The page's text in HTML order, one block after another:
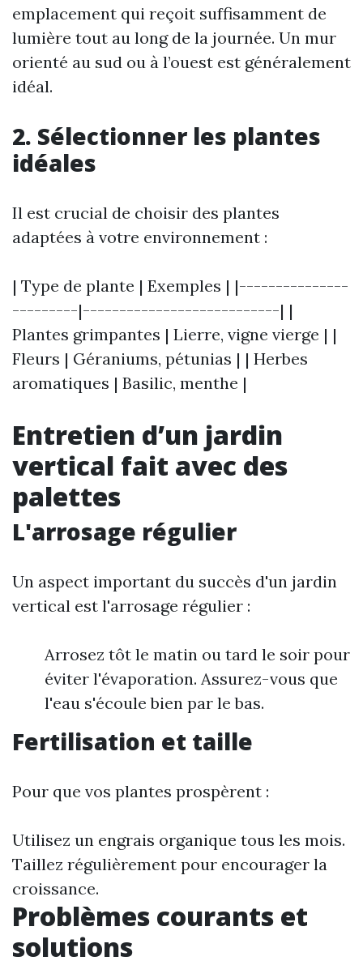
emplacement qui reçoit suffisamment de
lumière tout au long de la journée. Un mur
orienté au sud ou à l’ouest est généralement
idéal.
2. Sélectionner les plantes
idéales
Il est crucial de choisir des plantes
adaptées à votre environnement :
| Type de plante | Exemples | |---------------
---------|---------------------------| |
Plantes grimpantes | Lierre, vigne vierge | |
Fleurs | Géraniums, pétunias | | Herbes
aromatiques | Basilic, menthe |
Entretien d’un jardin
vertical fait avec des
palettes
L'arrosage régulier
Un aspect important du succès d'un jardin
vertical est l'arrosage régulier :
Arrosez tôt le matin ou tard le soir pour
éviter l'évaporation. Assurez-vous que
l'eau s'écoule bien par le bas.
Fertilisation et taille
Pour que vos plantes prospèrent :
Utilisez un engrais organique tous les mois.
Taillez régulièrement pour encourager la
croissance.
Problèmes courants et
solutions